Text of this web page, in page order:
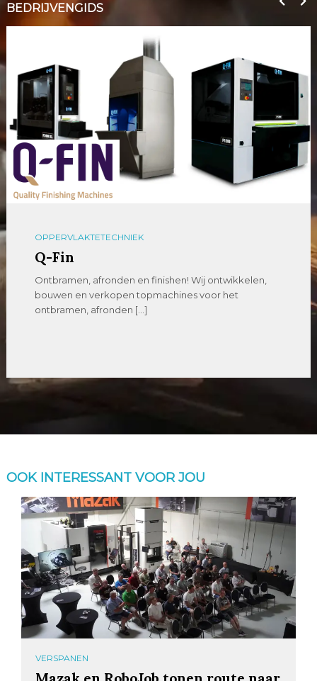
BEDRIJVENGIDS
OPPERVLAKTETECHNIEK
Q-Fin
Ontbramen, afronden en finishen! Wij ontwikkelen,
bouwen en verkopen topmachines voor het
ontbramen, afronden […]
OOK INTERESSANT VOOR JOU
VERSPANEN